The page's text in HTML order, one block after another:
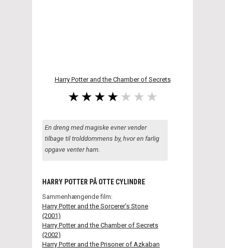
Harry Potter and the Chamber of Secrets
En dreng med magiske evner vender
tilbage til trolddommens by, hvor en farlig
opgave venter ham.
HARRY POTTER PÅ OTTE CYLINDRE
Sammenhængende film:
Harry Potter and the Sorcerer’s Stone
(2001)
Harry Potter and the Chamber of Secrets
(2002)
Harry Potter and the Prisoner of Azkaban